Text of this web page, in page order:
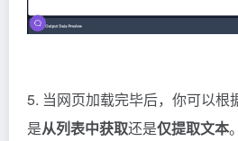
5. 当网页加载完毕后，你可以根
是从列表中获取还是仅提取文本。